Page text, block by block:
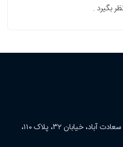
تهران، سعادت آباد، خیابان اصلی سعادت آباد، خیابان ۳۲، پلاک ۱۱۰،